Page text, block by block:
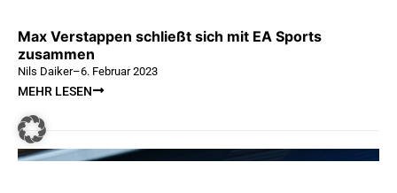
Max Verstappen schließt sich mit EA Sports
zusammen
Nils Daiker–6. Februar 2023
MEHR LESEN